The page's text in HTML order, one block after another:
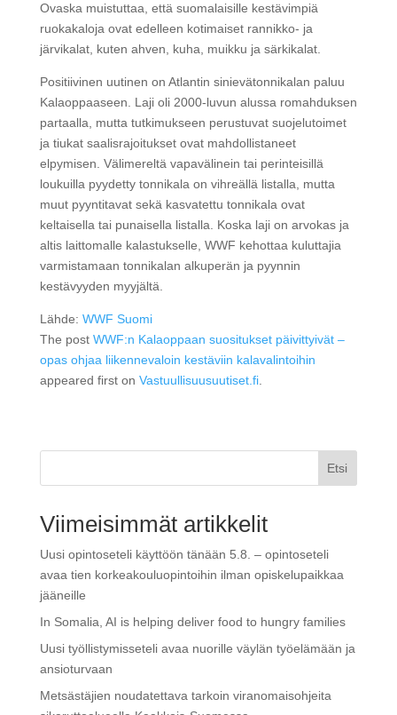
Ovaska muistuttaa, että suomalaisille kestävimpiä
ruokakaloja ovat edelleen kotimaiset rannikko- ja
järvikalat, kuten ahven, kuha, muikku ja särkikalat.
Positiivinen uutinen on Atlantin sinievätonnikalan paluu
Kalaoppaaseen. Laji oli 2000-luvun alussa romahduksen
partaalla, mutta tutkimukseen perustuvat suojelutoimet
ja tiukat saalisrajoitukset ovat mahdollistaneet
elpymisen. Välimereltä vapavälinein tai perinteisillä
loukuilla pyydetty tonnikala on vihreällä listalla, mutta
muut pyyntitavat sekä kasvatettu tonnikala ovat
keltaisella tai punaisella listalla. Koska laji on arvokas ja
altis laittomalle kalastukselle, WWF kehottaa kuluttajia
varmistamaan tonnikalan alkuperän ja pyynnin
kestävyyden myyjältä.
Lähde: WWF Suomi
The post WWF:n Kalaoppaan suositukset päivittyivät –
opas ohjaa liikennevaloin kestäviin kalavalintoihin
appeared first on Vastuullisuusuutiset.fi.
Etsi
Viimeisimmät artikkelit
Uusi opintoseteli käyttöön tänään 5.8. – opintoseteli
avaa tien korkeakouluopintoihin ilman opiskelupaikkaa
jääneille
In Somalia, AI is helping deliver food to hungry families
Uusi työllistymisseteli avaa nuorille väylän työelämään ja
ansioturvaan
Metsästäjien noudatettava tarkoin viranomaisohjeita